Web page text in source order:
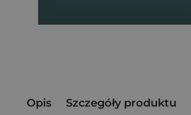
Opis Szczegóły produktu